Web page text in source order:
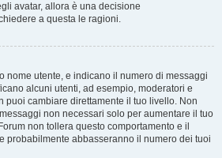
avatar, allora è una decisione
a questa le ragioni.
nome utente, e indicano il numero di messaggi
alcuni utenti, ad esempio, moderatori e
puoi cambiare direttamente il tuo livello. Non
non necessari solo per aumentare il tuo
non tollera questo comportamento e il
probabilmente abbasseranno il numero dei tuoi